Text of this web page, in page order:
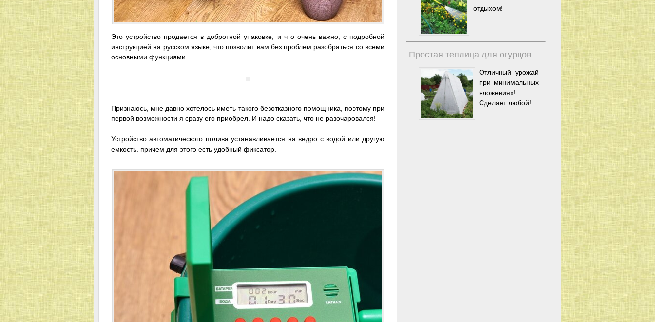
Это устройство продается в добротной упаковке, и что очень важно, с подробной
инструкцией на русском языке, что позволит вам без проблем разобраться со всеми
основными функциями.
Признаюсь, мне давно хотелось иметь такого безотказного помощника, поэтому при
первой возможности я сразу его приобрел. И надо сказать, что не разочаровался!
Устройство автоматического полива устанавливается на ведро с водой или другую
емкость, причем для этого есть удобный фиксатор.
отдыхом!
Простая теплица для огурцов
Отличный урожай
при минимальных
вложениях!
Сделает любой!